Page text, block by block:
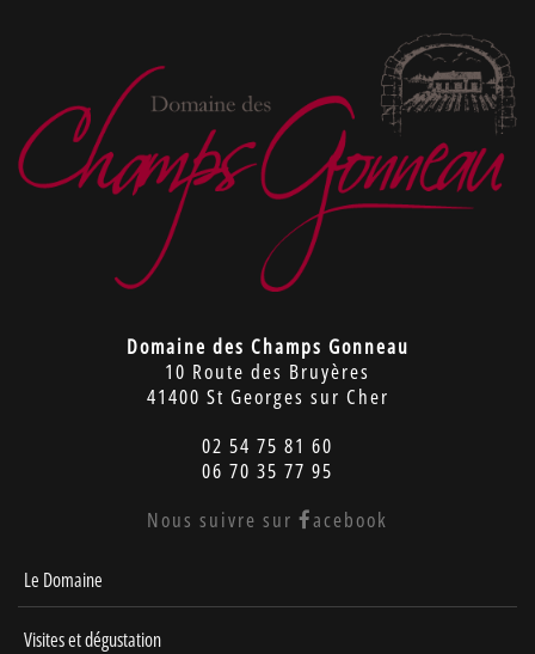
Domaine des Champs Gonneau
10 Route des Bruyères
41400 St Georges sur Cher
02 54 75 81 60
06 70 35 77 95
Nous suivre sur
acebook
Le Domaine
Visites et dégustation